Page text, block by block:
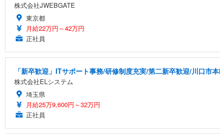
株式会社JWEBGATE
東京都
月給22万円～42万円
正社員
「新卒歓迎」ITサポート事務/研修制度充実/第二新卒歓迎/川口市
株式会社ELシステム
埼玉県
月給25万9,600円～32万円
正社員